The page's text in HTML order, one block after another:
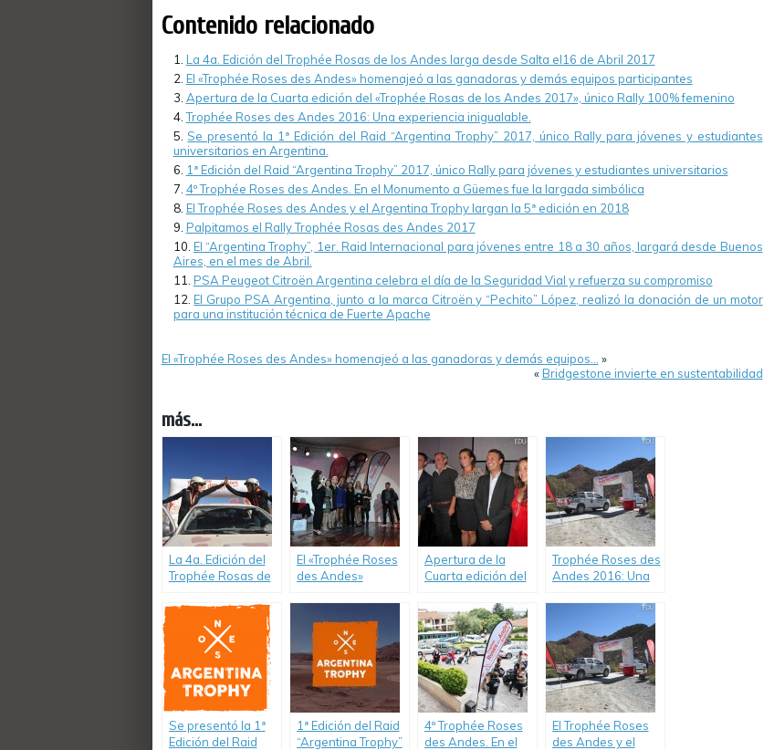
Contenido relacionado
La 4a. Edición del Trophée Rosas de los Andes larga desde Salta el16 de Abril 2017
El «Trophée Roses des Andes» homenajeó a las ganadoras y demás equipos participantes
Apertura de la Cuarta edición del «Trophée Rosas de los Andes 2017», único Rally 100% femenino
Trophée Roses des Andes 2016: Una experiencia inigualable.
Se presentó la 1ª Edición del Raid “Argentina Trophy” 2017, único Rally para jóvenes y estudiantes
universitarios en Argentina.
1ª Edición del Raid “Argentina Trophy” 2017, único Rally para jóvenes y estudiantes universitarios
4º Trophée Roses des Andes. En el Monumento a Güemes fue la largada simbólica
El Trophée Roses des Andes y el Argentina Trophy largan la 5ª edición en 2018
Palpitamos el Rally Trophée Rosas des Andes 2017
El “Argentina Trophy”, 1er. Raid Internacional para jóvenes entre 18 a 30 años, largará desde Buenos
Aires, en el mes de Abril.
PSA Peugeot Citroën Argentina celebra el día de la Seguridad Vial y refuerza su compromiso
El Grupo PSA Argentina, junto a la marca Citroën y “Pechito” López, realizó la donación de un motor
para una institución técnica de Fuerte Apache
El «Trophée Roses des Andes» homenajeó a las ganadoras y demás equipos…
»
«Bridgestone invierte en sustentabilidad
más...
La 4a. Edición del
Trophée Rosas de
desde Salta el16
de Abril 2017
El «Trophée Roses
des Andes»
demás equipos
participantes
Apertura de la
Cuarta edición del
los Andes 2017»,
único Rally 100%
femenino
Trophée Roses des
Andes 2016: Una
Se presentó la 1ª
Edición del Raid
1ª Edición del Raid
“Argentina Trophy”
4º Trophée Roses
des Andes. En el
El Trophée Roses
des Andes y el